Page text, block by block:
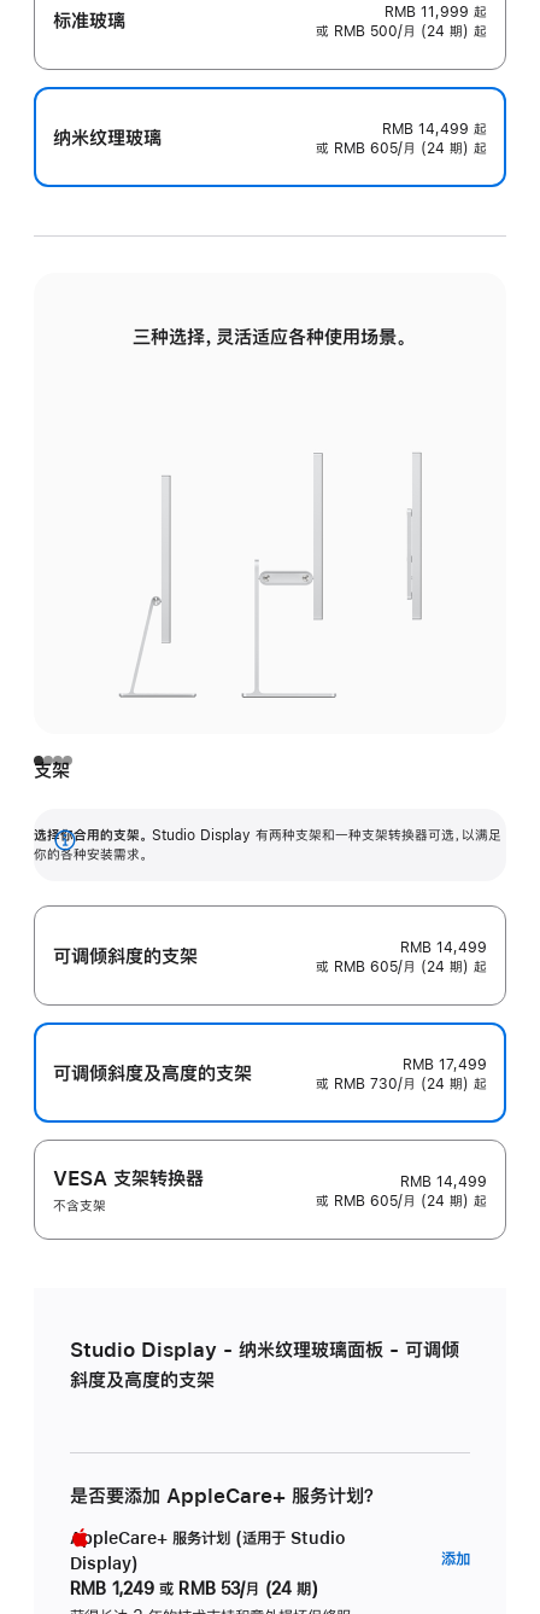
标准玻璃 RMB 11,999 起
或 RMB 500/月 (24 期) 起
纳米纹理玻璃 RMB 14,499 起
或 RMB 605/月 (24 期) 起
三种选择，灵活适应各种使用场景。
支架
选择你合用的支架。 Studio Display 有两种支架和一种支架转换器可选，以满足
你的各种安装需求。
展
可调倾斜度的支架
RMB 14,499
或 RMB 605/月 (24 期) 起
可调倾斜度及高‍度的支‍架
RMB 17,499
或 RMB 730/月 (24 期) 起
VESA 支架转换器
不含支架
RMB 14,499
或 RMB 605/月 (24 期) 起
Studio Display - 纳米纹理玻璃面板 - 可调倾
斜度及高度的支架
是否要添加 AppleCare+ 服务计划？
AppleCare+ 服务计划 (适用于 Studio
Display)
RMB 1,249 或 RMB 53/月 (24 期)
添加